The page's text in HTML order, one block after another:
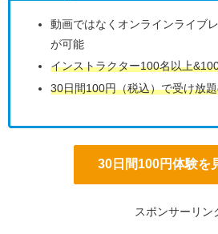
動画ではなくオンラインライブ
が可能
インストラクター100名以上
30日間100円（税込）で受け放
30日間100円体験を
スポンサーリン